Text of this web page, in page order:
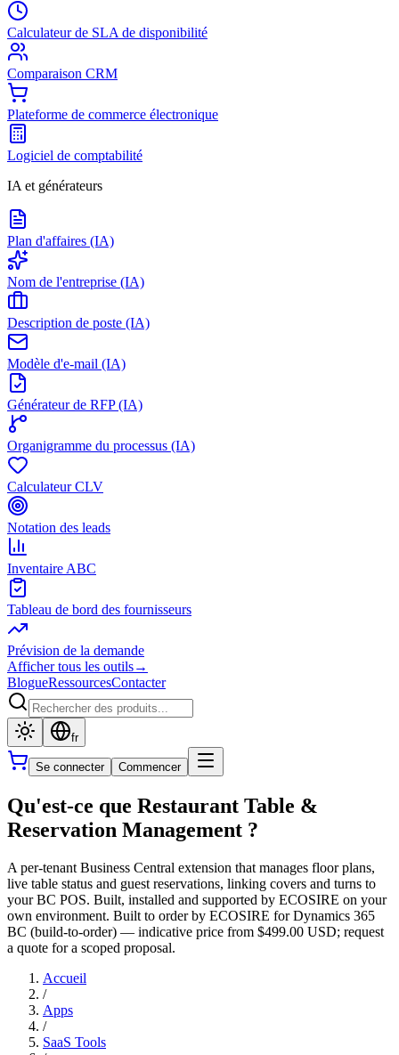
Calculateur de SLA de disponibilité
Comparaison CRM
Plateforme de commerce électronique
Logiciel de comptabilité
IA et générateurs
Plan d'affaires (IA)
Nom de l'entreprise (IA)
Description de poste (IA)
Modèle d'e-mail (IA)
Générateur de RFP (IA)
Organigramme du processus (IA)
Calculateur CLV
Notation des leads
Inventaire ABC
Tableau de bord des fournisseurs
Prévision de la demande
Afficher tous les outils→
BlogueRessourcesContacter
fr
Se connecter Commencer
Qu'est-ce que Restaurant Table &
Reservation Management ?
A per-tenant Business Central extension that manages floor plans,
live table status and guest reservations, linking covers and turns to
your BC POS. Built, installed and supported by ECOSIRE on your
own environment. Built to order by ECOSIRE for Dynamics 365
BC (build-to-order) — indicative price from $499.00 USD; request
a quote for a scoped proposal.
Accueil
/
Apps
/
SaaS Tools